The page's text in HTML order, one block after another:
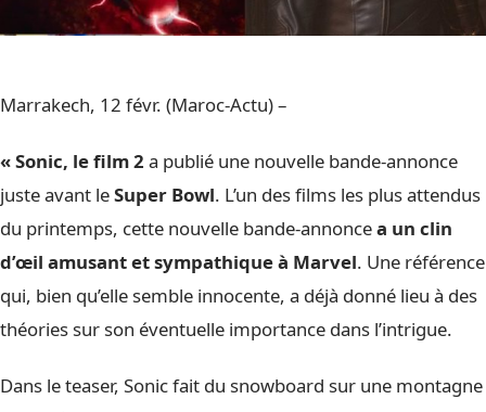
Marrakech, 12 févr. (Maroc-Actu) –
« Sonic, le film 2 a publié une nouvelle bande-annonce
juste avant leSuper Bowl. L’un des films les plus attendus
du printemps, cette nouvelle bande-annoncea un clin
d’œil amusant et sympathique à Marvel. Une référence
qui, bien qu’elle semble innocente, a déjà donné lieu à des
théories sur son éventuelle importance dans l’intrigue.
Dans le teaser, Sonic fait du snowboard sur une montagne